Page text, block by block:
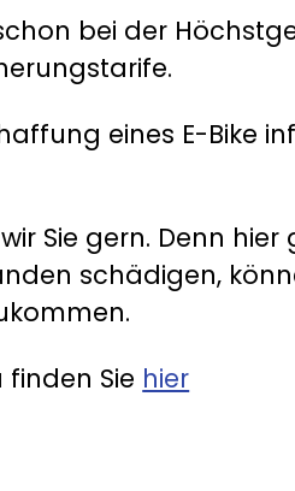
bei der
eines E-Bike
Sie gern. Denn
schädigen,
Sie hier